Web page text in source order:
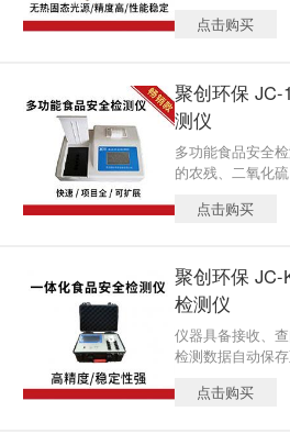
销售市场、农产
点击购买
聚创环保 JC-
测仪
多功能食品安全
的农残、二氧化
总酸、双氧水、
点击购买
聚创环保 JC-
检测仪
仪器具备接收、
检测数据自动保
发送检测数据，
点击购买